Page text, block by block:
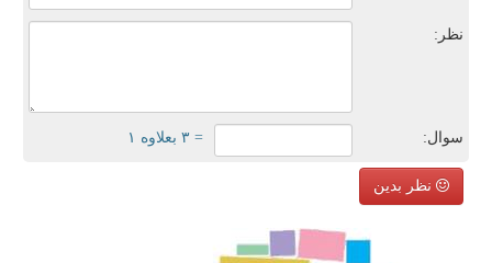
نظر:
سوال: = ۳ بعلاوه ۱
نظر بدین